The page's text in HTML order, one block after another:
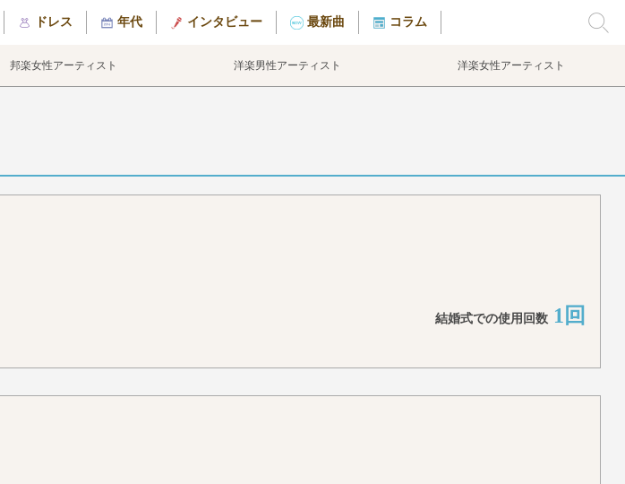
ドレス 年代 インタビュー 最新曲 コラム
邦楽女性アーティスト 洋楽男性アーティスト 洋楽女性アーティスト
結婚式での使用回数 1回